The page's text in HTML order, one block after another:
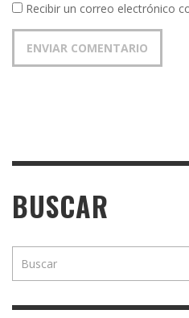
Recibir un correo electrónico
BUSCAR